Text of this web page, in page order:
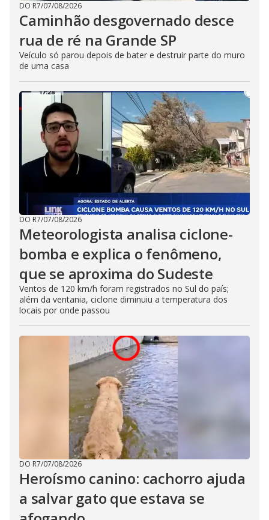
DO R7/07/08/2026
Caminhão desgovernado desce
rua de ré na Grande SP
Veículo só parou depois de bater e destruir parte do muro
de uma casa
DO R7/07/08/2026
Meteorologista analisa ciclone-
bomba e explica o fenômeno,
que se aproxima do Sudeste
Ventos de 120 km/h foram registrados no Sul do país;
além da ventania, ciclone diminuiu a temperatura dos
locais por onde passou
DO R7/07/08/2026
Heroísmo canino: cachorro ajuda
a salvar gato que estava se